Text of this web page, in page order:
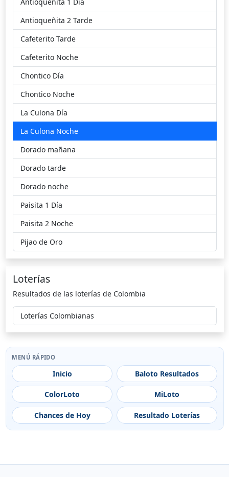
domingo 12/07/2026 9 5 1 7
sábado 11/07/2026
viernes 10/07/2026
jueves 09/07/2026
Antioqueñita 2 Tarde
Cafeterito Tarde
Cafeterito Noche
Chontico Día
Chontico Noche
La Culona Día
La Culona Noche
Dorado mañana
Dorado tarde
Dorado noche
Paisita 1 Día
Paisita 2 Noche
Pijao de Oro
Loterías
Resultados de las loterías de Colombia
Loterías Colombianas
MENÚ RÁPIDO
Inicio Baloto Resultados
ColorLoto MiLoto
Chances de Hoy Resultado Loterías